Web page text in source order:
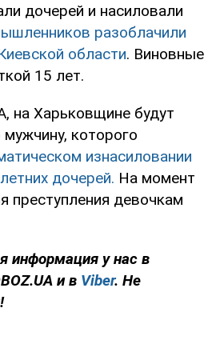
дочерей и насиловали
разоблачили
области. Виновные
15 лет.
на Харьковщине будут
которого
изнасиловании
дочерей. На момент
преступления девочкам
информация у нас в
и в Viber. Не